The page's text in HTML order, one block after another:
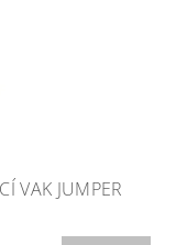
VAK JUMPER